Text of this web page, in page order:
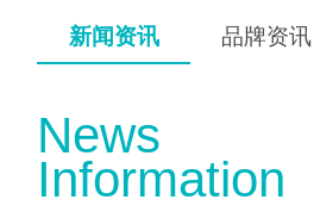
新闻资讯 品牌资讯
News
Information